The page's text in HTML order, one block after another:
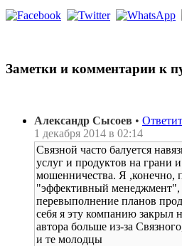
Заметки и комментарии к
Александр Сысоев •
1 декабря 2014 в 02:14
Связной часто балуется
услуг и продуктов на грани
мошенничества. Я ,конечно,
"эффективный
перевыполнение планов
себя я эту компанию закрыл
автора больше из-за
и те молодцы